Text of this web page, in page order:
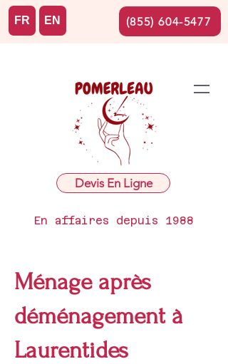
Devis En Ligne
En affaires depuis 1988
FR EN (855) 604-5477
Ménage après
déménagement à
Laurentides